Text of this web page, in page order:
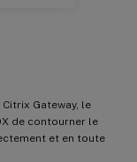
Gateway, le
de contourner le
et en toute